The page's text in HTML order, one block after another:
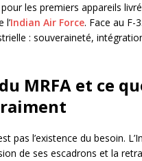
les premiers appareils
l’Indian Air Force. Face au F-
: souveraineté,
MRFA et ce
pas l’existence du besoin.
de ses escadrons et la